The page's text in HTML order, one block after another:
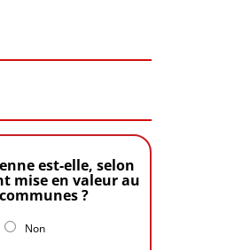
est-elle, selon
mise en valeur au
?
Non